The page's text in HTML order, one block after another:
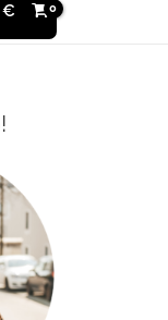
€